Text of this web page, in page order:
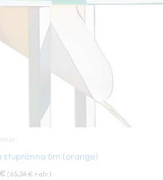
stupränna 6m (orange)
€ ( 65,34€ + alv )